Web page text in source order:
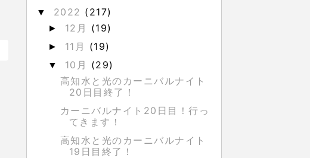
▼ 2022 (217)
► 12月 (19)
► 11月 (19)
▼ 10月 (29)
高知水と光のカーニバルナイト
20日目終了！
カーニバルナイト20日目！行っ
てきます！
高知水と光のカーニバルナイト
19日目終了！